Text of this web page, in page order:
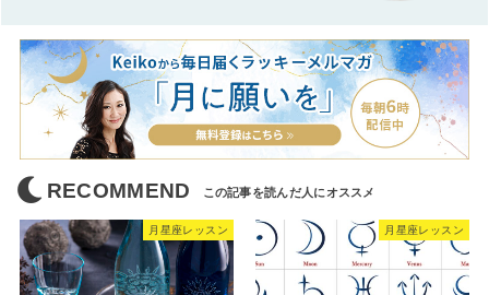
RECOMMEND
月星座レッスン 月星座レッスン